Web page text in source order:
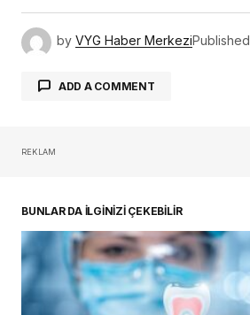
by VYG Haber MerkeziPublished
ADD A COMMENT
REKLAM
BUNLAR DA İLGİNİZİ ÇEKEBİLİR